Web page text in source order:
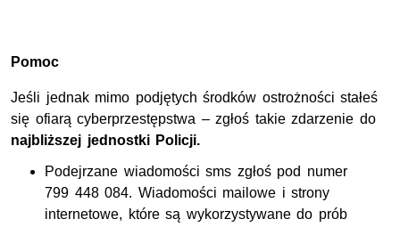
Pomoc
Jeśli jednak mimo podjętych środków ostrożności stałeś
się ofiarą cyberprzestępstwa – zgłoś takie zdarzenie do
najbliższej jednostki Policji.
Podejrzane wiadomości sms zgłoś pod numer
799 448 084. Wiadomości mailowe i strony
internetowe, które są wykorzystywane do prób